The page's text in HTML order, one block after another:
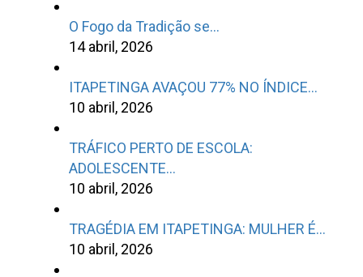
O Fogo da Tradição se…
14 abril, 2026
ITAPETINGA AVAÇOU 77% NO ÍNDICE…
10 abril, 2026
TRÁFICO PERTO DE ESCOLA:
ADOLESCENTE…
10 abril, 2026
TRAGÉDIA EM ITAPETINGA: MULHER É…
10 abril, 2026